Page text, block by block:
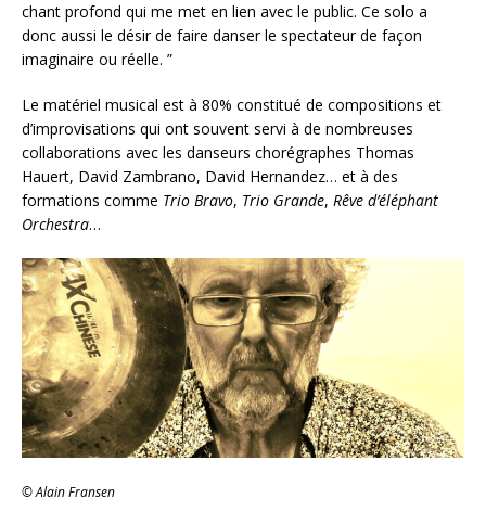
chant profond qui me met en lien avec le public. Ce solo a
donc aussi le désir de faire danser le spectateur de façon
imaginaire ou réelle. ”
Le matériel musical est à 80% constitué de compositions et
d’improvisations qui ont souvent servi à de nombreuses
collaborations avec les danseurs chorégraphes Thomas
Hauert, David Zambrano, David Hernandez… et à des
formations comme Trio Bravo, Trio Grande, Rêve d’éléphant
Orchestra…
© Alain Fransen